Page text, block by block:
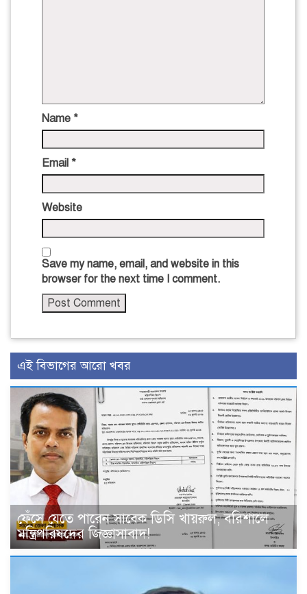
Name *
Email *
Website
Save my name, email, and website in this
browser for the next time I comment.
এই বিভাগের আরো খবর
ফেঁসে যেতে পারেন সাবেক ডিসি খায়রুল, বরিশালে
মন্ত্রিপরিষদের জিজ্ঞাসাবাদ!